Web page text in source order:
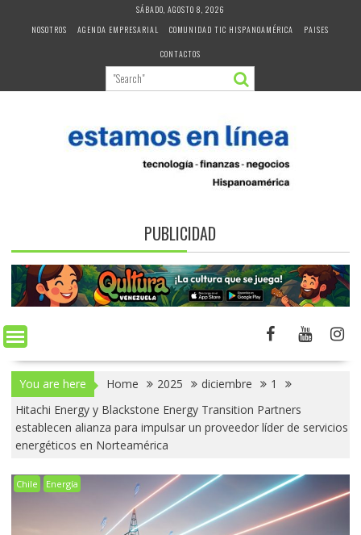
SÁBADO, AGOSTO 8, 2026
NOSOTROS
AGENDA EMPRESARIAL COMUNIDAD TIC HISPANOAMÉRICA
PAISES
CONTACTOS
PUBLICIDAD
You are here Home 2025 diciembre
1
Hitachi Energy y Blackstone Energy Transition Partners
establecen alianza para impulsar un proveedor líder de servicios
energéticos en Norteamérica
Chile Energía